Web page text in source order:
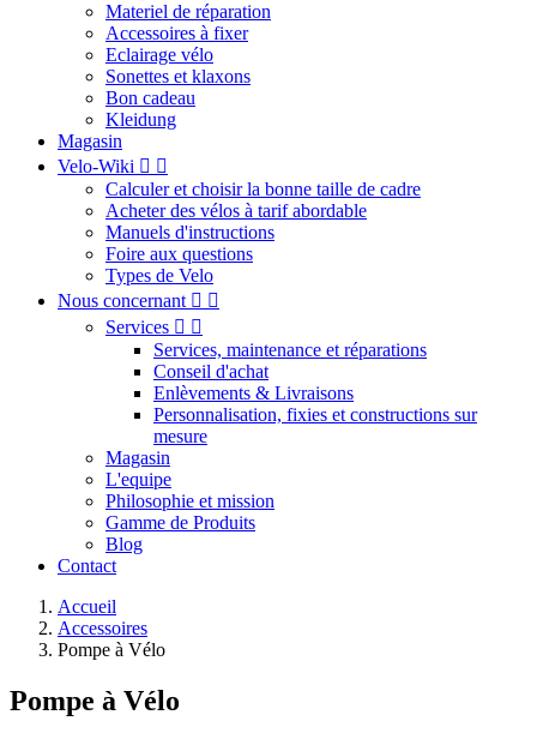
Materiel de réparation
Accessoires à fixer
Eclairage vélo
Sonettes et klaxons
Bon cadeau
Kleidung
Magasin
Velo-Wiki  
Calculer et choisir la bonne taille de cadre
Acheter des vélos à tarif abordable
Manuels d'instructions
Foire aux questions
Types de Velo
Nous concernant  
Services  
Services, maintenance et réparations
Conseil d'achat
Enlèvements & Livraisons
Personnalisation, fixies et constructions sur
mesure
Magasin
L'equipe
Philosophie et mission
Gamme de Produits
Blog
Contact
Accueil
Accessoires
Pompe à Vélo
Pompe à Vélo